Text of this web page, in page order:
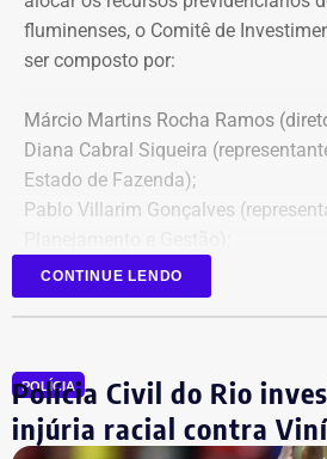
fluminenses, o Comitê de
ser composto por:
Márcio Martins Rocha Ramos
Diana Cabral Siqueira
Estado de Fazenda);
Pablo Villarim Gonçalves
Alisson José Ramos Batista
do Rioprevidência);
Retroatividade de atos
CONTINUE LENDO
POLÍCIA
Polícia Civil do Rio
injúria racial contra